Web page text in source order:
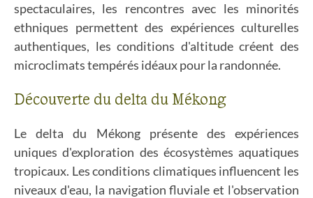
spectaculaires, les rencontres avec les minorités
ethniques permettent des expériences culturelles
authentiques, les conditions d'altitude créent des
microclimats tempérés idéaux pour la randonnée.
Découverte du delta du Mékong
Le delta du Mékong présente des expériences
uniques d'exploration des écosystèmes aquatiques
tropicaux. Les conditions climatiques influencent les
niveaux d'eau, la navigation fluviale et l'observation